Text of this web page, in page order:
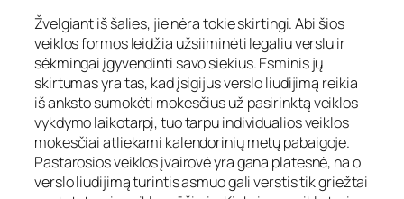
Žvelgiant iš šalies, jie nėra tokie skirtingi. Abi šios
veiklos formos leidžia užsiiminėti legaliu verslu ir
sėkmingai įgyvendinti savo siekius. Esminis jų
skirtumas yra tas, kad įsigijus verslo liudijimą reikia
iš anksto sumokėti mokesčius už pasirinktą veiklos
vykdymo laikotarpį, tuo tarpu individualios veiklos
mokesčiai atliekami kalendorinių metų pabaigoje.
Pastarosios veiklos įvairovė yra gana platesnė, na o
verslo liudijimą turintis asmuo gali verstis tik griežtai